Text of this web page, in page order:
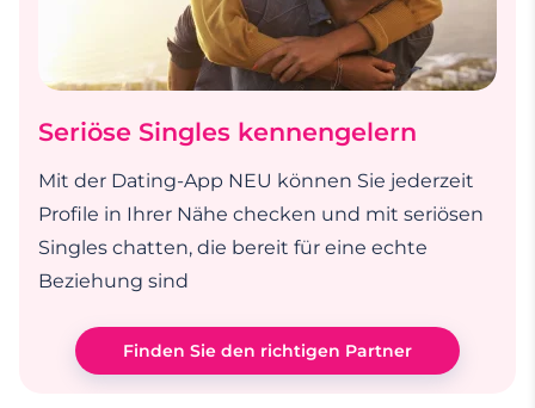
Seriöse Singles kennengelern
Mit der Dating-App NEU können Sie jederzeit
Profile in Ihrer Nähe checken und mit seriösen
Singles chatten, die bereit für eine echte
Beziehung sind
Finden Sie den richtigen Partner